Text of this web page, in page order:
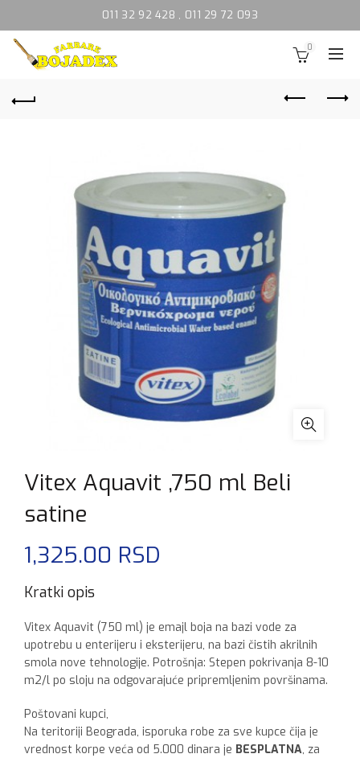
011 32 92 428 , 011 29 72 093
0
Vitex Aquavit ,750 ml Beli
satine
1,325.00 RSD
Kratki opis
Vitex Aquavit (750 ml) je emajl boja na bazi vode za
upotrebu u enterijeru i eksterijeru, na bazi čistih akrilnih
smola nove tehnologije. Potrošnja: Stepen pokrivanja 8-10
m2/l po sloju na odgovarajuće pripremljenim površinama.
Poštovani kupci,
Na teritoriji Beograda, isporuka robe za sve kupce čija je
vrednost korpe veća od 5.000 dinara je BESPLATNA, za